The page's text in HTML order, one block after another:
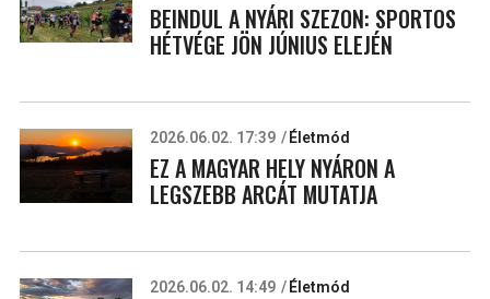
BEINDUL A NYÁRI SZEZON: SPORTOS
HÉTVÉGE JÖN JÚNIUS ELEJÉN
2026.06.02. 17:39 Életmód
EZ A MAGYAR HELY NYÁRON A
LEGSZEBB ARCÁT MUTATJA
2026.06.02. 14:49 Életmód